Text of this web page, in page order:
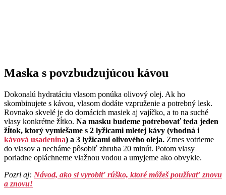
Maska s povzbudzujúcou kávou
Dokonalú hydratáciu vlasom ponúka olivový olej. Ak ho
skombinujete s kávou, vlasom dodáte vzpruženie a potrebný lesk.
Rovnako skvelé je do domácich masiek aj vajíčko, a to na suché
vlasy konkrétne žĺtko. Na masku budeme potrebovať teda jeden
žĺtok, ktorý vymiešame s 2 lyžicami mletej kávy (vhodná i
kávová usadenina) a 3 lyžicami olivového oleja. Zmes votrieme
do vlasov a necháme pôsobiť zhruba 20 minút. Potom vlasy
poriadne opláchneme vlažnou vodou a umyjeme ako obvykle.
Pozri aj: Návod, ako si vyrobiť rúško, ktoré môžeš používať znovu
a znovu!